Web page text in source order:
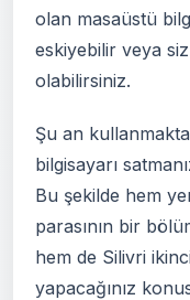
olan masaüstü
eskiyebilir veya
olabilirsiniz.
Şu an
bilgisayarı
Bu şekilde hem
parasının bir
hem de Silivri
yapacağınız